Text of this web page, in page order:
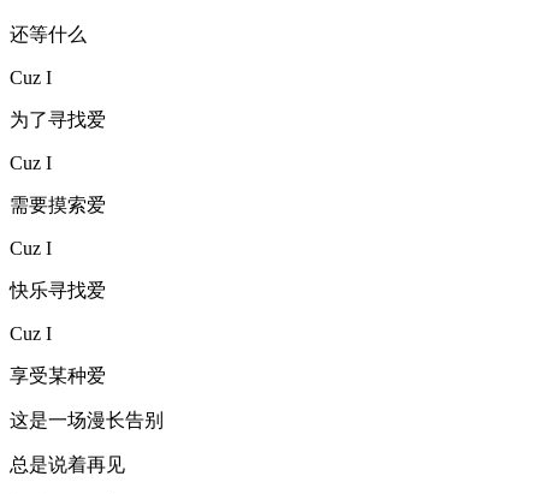
还等什么
Cuz I
为了寻找爱
Cuz I
需要摸索爱
Cuz I
快乐寻找爱
Cuz I
享受某种爱
这是一场漫长告别
总是说着再见